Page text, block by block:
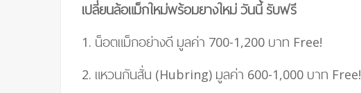
เปลี่ยนล้อแม็กใหม่พร้อมยางใหม่ วันนี้ รับฟรี
1. น็อตแม็กอย่างดี มูลค่า 700-1,200 บาท Free!
2. แหวนกันสั่น (Hubring) มูลค่า 600-1,000 บาท Free!